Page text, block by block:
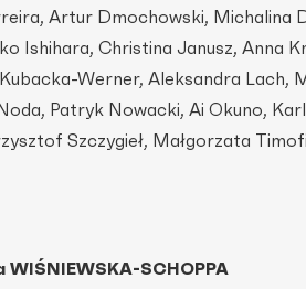
Artur Dmochowski, Michalina
Ishihara, Christina Janusz, Anna
Werner, Aleksandra Lach,
Patryk Nowacki, Ai Okuno,
Szczygieł, Małgorzata
WIŚNIEWSKA-SCHOPPA